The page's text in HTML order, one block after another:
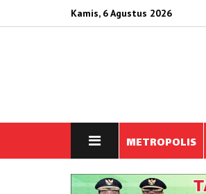
Kamis, 6 Agustus 2026
METROPOLIS